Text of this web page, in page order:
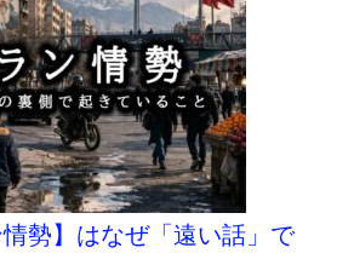
勢】はなぜ「遠い話」で